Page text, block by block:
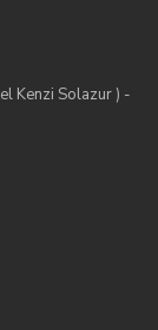
Kenzi Solazur ) -